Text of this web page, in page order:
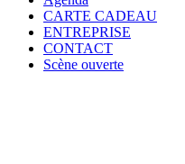
CARTE CADEAU
ENTREPRISE
CONTACT
Scène ouverte